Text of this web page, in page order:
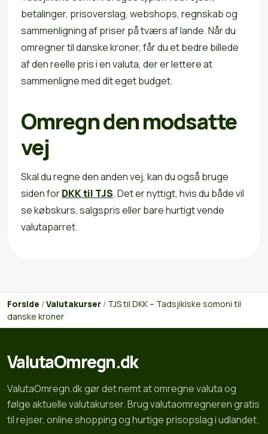
betalinger, prisoverslag, webshops, regnskab og
sammenligning af priser på tværs af lande. Når du
omregner til danske kroner, får du et bedre billede
af den reelle pris i en valuta, der er lettere at
sammenligne med dit eget budget.
Omregn den modsatte
vej
Skal du regne den anden vej, kan du også bruge
siden forDKK til TJS. Det er nyttigt, hvis du både vil
se købskurs, salgspris eller bare hurtigt vende
valutaparret.
Forside /Valutakurser / TJS til DKK – Tadsjikiske somoni til
danske kroner
ValutaOmregn.dk
ValutaOmregn.dk gør det nemt at omregne valuta og
følge aktuelle valutakurser. Brug valutaomregneren gratis
til rejser, online shopping og hurtige prisopslag i udlandet.